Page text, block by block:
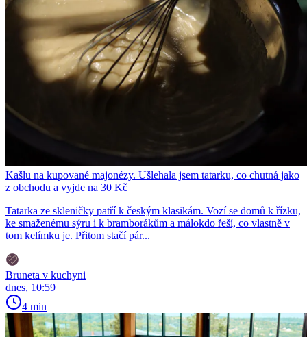
Kašlu na kupované majonézy. Ušlehala jsem tatarku, co chutná jako
z obchodu a vyjde na 30 Kč
Tatarka ze skleničky patří k českým klasikám. Vozí se domů k řízku,
ke smaženému sýru i k bramborákům a málokdo řeší, co vlastně v
tom kelímku je. Přitom stačí pár...
Bruneta v kuchyni
dnes, 10:59
4 min